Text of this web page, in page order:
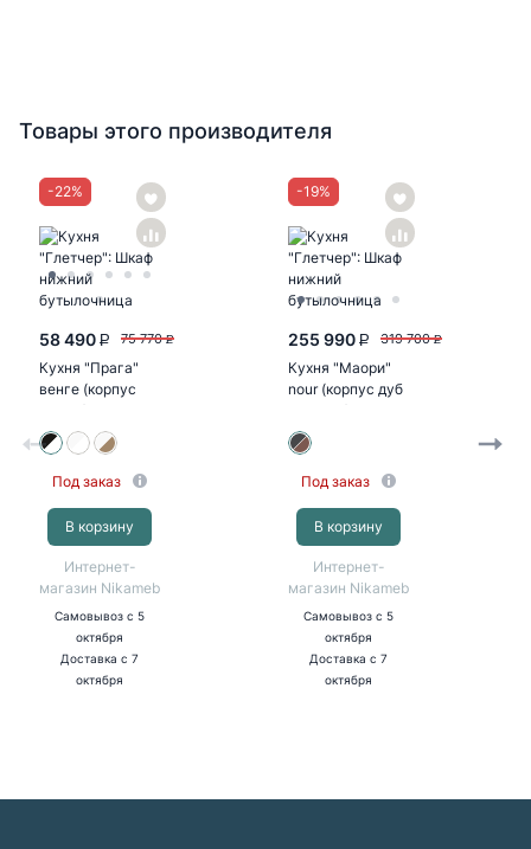
Товары этого производителя
-22%
58 490 P 75 770 P
Кухня "Прага"
венге (корпус
Под заказ
В корзину
Интернет-
магазин Nikameb
Самовывозс 5
октября
Доставка с 7
октября
-19%
255 990 P 319 700 P
Кухня "Маори"
nour (корпус дуб
Под заказ
В корзину
Интернет-
магазин Nikameb
Самовывозс 5
октября
Доставка с 7
октября